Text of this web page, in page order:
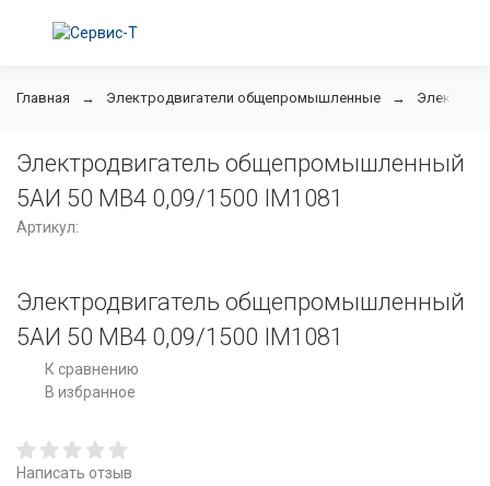
Главная Электродвигатели общепромышленные
Электродвигатель общепромышленный
5АИ 50 МВ4 0,09/1500 IM1081
Артикул:
Электродвигатель общепромышленный
5АИ 50 МВ4 0,09/1500 IM1081
К сравнению
В избранное
Написать отзыв